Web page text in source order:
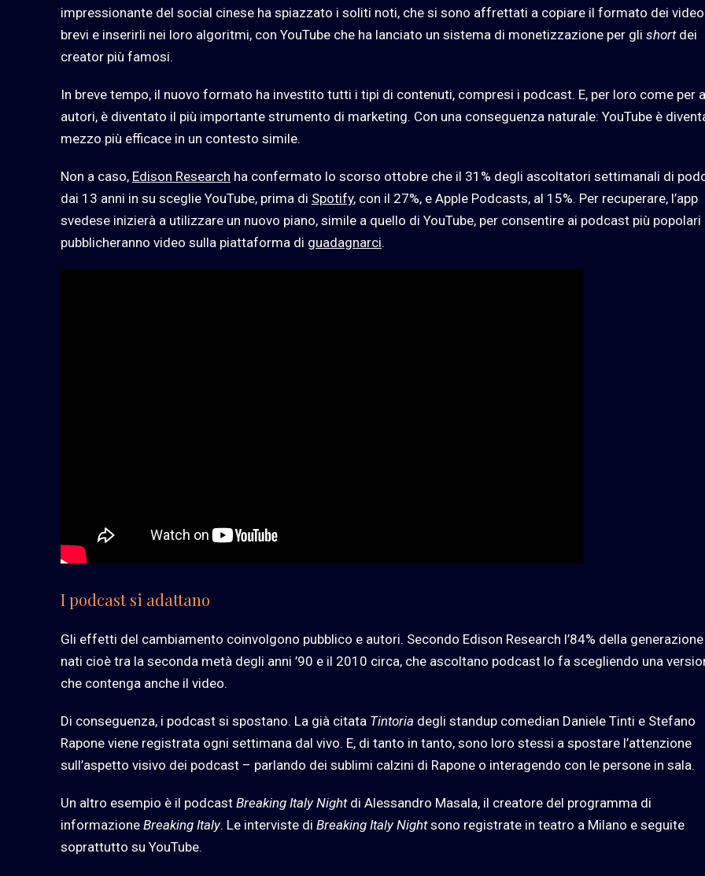
impressionante del social cinese ha spiazzato i soliti noti, che si sono affrettati a copiare il formato dei video
brevi e inserirli nei loro algoritmi, con YouTube che ha lanciato un sistema di monetizzazione per gli shortdei
creator più famosi.
In breve tempo, il nuovo formato ha investito tutti i tipi di contenuti, compresi i podcast. E, per loro come per
autori, è diventato il più importante strumento di marketing. Con una conseguenza naturale: YouTube è
mezzo più efficace in un contesto simile.
Non a caso, Edison Research ha confermato lo scorso ottobre che il 31% degli ascoltatori settimanali di
dai 13 anni in su sceglie YouTube, prima di Spotify, con il 27%, e Apple Podcasts, al 15%. Per recuperare, l’app
svedese inizierà a utilizzare un nuovo piano, simile a quello di YouTube, per consentire ai podcast più popolari
pubblicheranno video sulla piattaforma di guadagnarci.
I podcast si adattano
Gli effetti del cambiamento coinvolgono pubblico e autori. Secondo Edison Research l’84% della generazione
nati cioè tra la seconda metà degli anni ’90 e il 2010 circa, che ascoltano podcast lo fa scegliendo una
che contenga anche il video.
Di conseguenza, i podcast si spostano. La già citata Tintoria degli standup comedian Daniele Tinti e Stefano
Rapone viene registrata ogni settimana dal vivo. E, di tanto in tanto, sono loro stessi a spostare l’attenzione
sull’aspetto visivo dei podcast – parlando dei sublimi calzini di Rapone o interagendo con le persone in sala.
Un altro esempio è il podcast Breaking Italy Nightdi Alessandro Masala, il creatore del programma di
informazione Breaking Italy. Le interviste di Breaking Italy Nightsono registrate in teatro a Milano e seguite
soprattutto su YouTube.